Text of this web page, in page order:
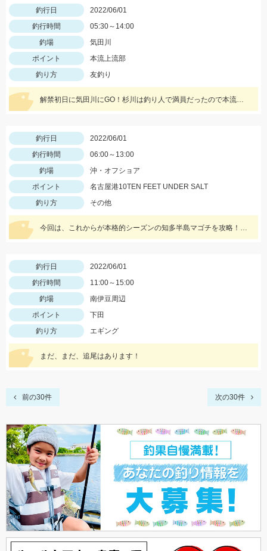
釣行日
2022/06/01
釣行時間
05:30～14:00
釣場
気田川
ポイント
本流上流部
釣り方
友釣り
解禁初日に気田川にGO！杉川は釣り人で満員だったので本流に。淵手前の良い瀬で美鮎に出会えました♪
釣行日
2022/06/01
釣行時間
06:00～13:00
釣場
沖・オフショア
ポイント
名古屋港10TEN FEET UNDER SALT
釣り方
その他
今回は、これからが本格的シーズンの知多半島マゴチを攻略！初心者さんでも釣りやすいボートのマゴチゲームがおすすめです！！
釣行日
2022/06/01
釣行時間
11:00～15:00
釣場
南伊豆周辺
ポイント
下田
釣り方
エギング
まだ、まだ、追尾はあります！
前の30件 次の30件